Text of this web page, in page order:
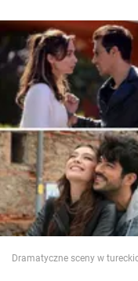
Polityka
Społeczeństwo
Wojna na Ukrainie
Świat
Jedzenie
Dramatyczne sceny w